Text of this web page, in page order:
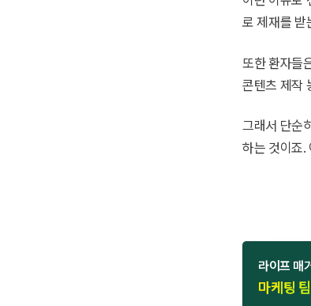
로 제재를 받
또한 환자들
콘텐츠 제작
그래서 단순
하는 것이죠.
라이프 매
마케팅